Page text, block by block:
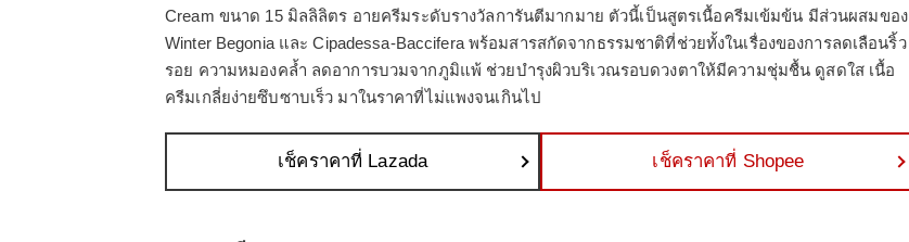
Cream ขนาด 15 มิลลิลิตร อายครีมระดับรางวัลการันตีมากมาย ตัวนี้เป็นสูตรเนื้อครีมเข้มข้น มีส่วนผสมของ
Winter Begonia และ Cipadessa-Baccifera พร้อมสารสกัดจากธรรมชาติที่ช่วยทั้งในเรื่องของการลดเลือนริ้ว
รอย ความหมองคล้ำ ลดอาการบวมจากภูมิแพ้ ช่วยบำรุงผิวบริเวณรอบดวงตาให้มีความชุ่มชื้น ดูสดใส เนื้อ
ครีมเกลี่ยง่ายซึบซาบเร็ว มาในราคาที่ไม่แพงจนเกินไป
เช็คราคาที่ Lazada เช็คราคาที่ Shopee